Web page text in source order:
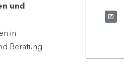
und
in
Beratung